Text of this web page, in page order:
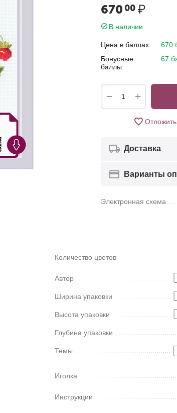
670 00₽
В наличии
Цена в баллах:
670
Бонусные
баллы:
67
+
−
Отложить
Доставка
Варианты
Электронная схема
Количество цветов
Автор
Ширина упаковки
Высота упаковки
Глубина упаковки
Темы
Иголка
Инструкции